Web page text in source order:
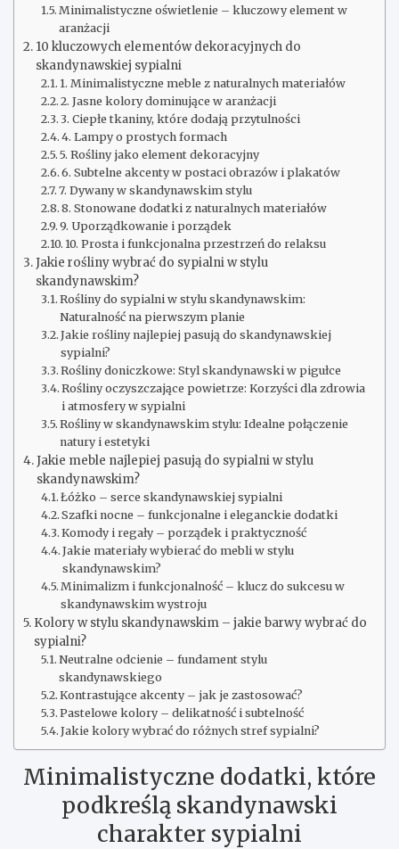
Minimalistyczne oświetlenie – kluczowy element w
aranżacji
10 kluczowych elementów dekoracyjnych do
skandynawskiej sypialni
1. Minimalistyczne meble z naturalnych materiałów
2. Jasne kolory dominujące w aranżacji
3. Ciepłe tkaniny, które dodają przytulności
4. Lampy o prostych formach
5. Rośliny jako element dekoracyjny
6. Subtelne akcenty w postaci obrazów i plakatów
7. Dywany w skandynawskim stylu
8. Stonowane dodatki z naturalnych materiałów
9. Uporządkowanie i porządek
10. Prosta i funkcjonalna przestrzeń do relaksu
Jakie rośliny wybrać do sypialni w stylu
skandynawskim?
Rośliny do sypialni w stylu skandynawskim:
Naturalność na pierwszym planie
Jakie rośliny najlepiej pasują do skandynawskiej
sypialni?
Rośliny doniczkowe: Styl skandynawski w pigułce
Rośliny oczyszczające powietrze: Korzyści dla zdrowia
i atmosfery w sypialni
Rośliny w skandynawskim stylu: Idealne połączenie
natury i estetyki
Jakie meble najlepiej pasują do sypialni w stylu
skandynawskim?
Łóżko – serce skandynawskiej sypialni
Szafki nocne – funkcjonalne i eleganckie dodatki
Komody i regały – porządek i praktyczność
Jakie materiały wybierać do mebli w stylu
skandynawskim?
Minimalizm i funkcjonalność – klucz do sukcesu w
skandynawskim wystroju
Kolory w stylu skandynawskim – jakie barwy wybrać do
sypialni?
Neutralne odcienie – fundament stylu
skandynawskiego
Kontrastujące akcenty – jak je zastosować?
Pastelowe kolory – delikatność i subtelność
Jakie kolory wybrać do różnych stref sypialni?
Minimalistyczne dodatki, które
podkreślą skandynawski
charakter sypialni